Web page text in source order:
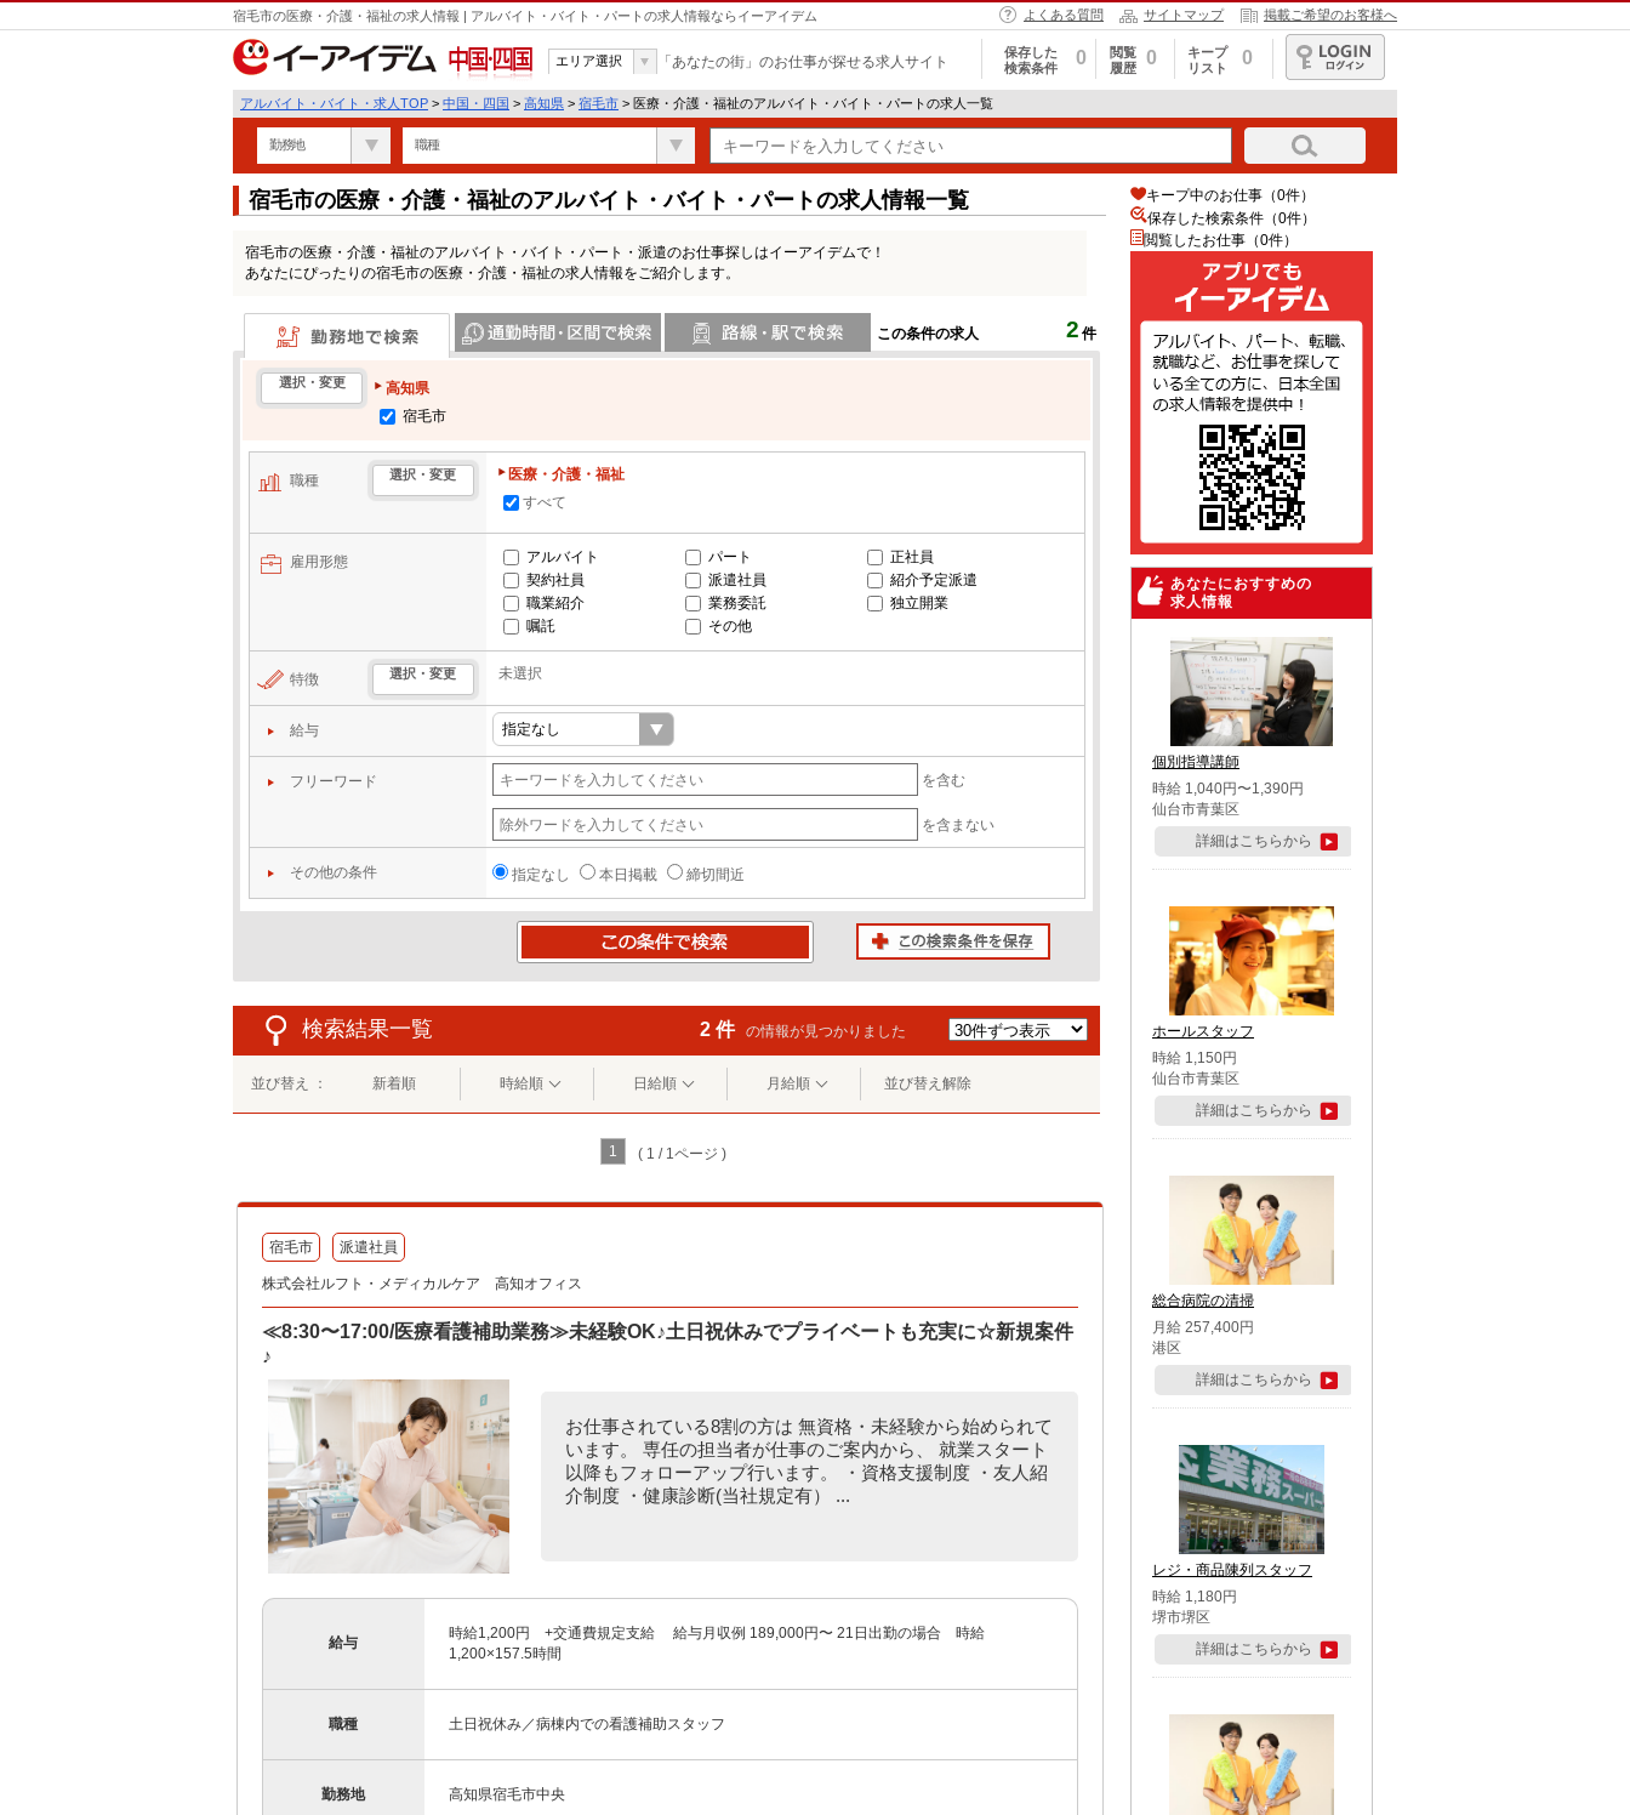
宿毛市の医療・介護・福祉の求人情報 | アルバイト・バイト・パートの求人情報ならイーアイデム よくある質問 サイトマップ 掲載ご希望のお客様へ
中国・四国
エリア選択 「あなたの街」のお仕事が探せる求人サイト
保存した
検索条件
0
閲覧
履歴
0
キープ
リスト
0
ログイン
アルバイト・バイト・求人TOP > 中国・四国 > 高知県 > 宿毛市 > 医療・介護・福祉のアルバイト・バイト・パートの求人一覧
勤務地 職種
宿毛市の医療・介護・福祉のアルバイト・バイト・パートの求人情報一覧
宿毛市の医療・介護・福祉のアルバイト・バイト・パート・派遣のお仕事探しはイーアイデムで！
あなたにぴったりの宿毛市の医療・介護・福祉の求人情報をご紹介します。
この条件の求人 2 件
勤務地で検索
選択・変更
高知県
宿毛市
職種 選択・変更
医療・介護・福祉
すべて
雇用形態 アルバイト パート
正社員
契約社員
派遣社員
紹介予定派遣
職業紹介
業務委託
独立開業
嘱託
その他
特徴 選択・変更 未選択
給与
フリーワード を含む
を含まない
その他の条件 指定なし 本日掲載 締切間近
検索結果一覧 2 件 の情報が見つかりました
並び替え ： 新着順 時給順 日給順 月給順 並び替え解除
1 ( 1 / 1ページ )
宿毛市 派遣社員
株式会社ルフト・メディカルケア 高知オフィス
≪8:30〜17:00/医療看護補助業務≫未経験OK♪土日祝休みでプライベートも充実に☆新規案件
♪
お仕事されている8割の方は 無資格・未経験から始められて
います。 専任の担当者が仕事のご案内から、 就業スタート
以降もフォローアップ行います。 ・資格支援制度 ・友人紹
介制度 ・健康診断(当社規定有） ...
給与
時給1,200円 +交通費規定支給 給与月収例 189,000円〜 21日出勤の場合 時給
1,200×157.5時間
職種 土日祝休み／病棟内での看護補助スタッフ
勤務地 高知県宿毛市中央
キープ中のお仕事（0件）
保存した検索条件（0件）
閲覧したお仕事（0件）
あなたにおすすめの
求人情報
個別指導講師
時給 1,040円〜1,390円
仙台市青葉区
詳細はこちらから
ホールスタッフ
時給 1,150円
仙台市青葉区
詳細はこちらから
総合病院の清掃
月給 257,400円
港区
詳細はこちらから
レジ・商品陳列スタッフ
時給 1,180円
堺市堺区
詳細はこちらから